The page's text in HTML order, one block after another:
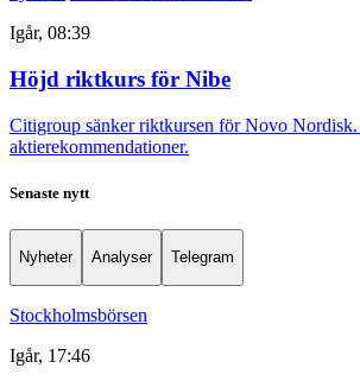
Igår, 08:39
Höjd riktkurs för Nibe
Citigroup sänker riktkursen för Novo Nordisk.
aktierekommendationer.
Senaste nytt
Nyheter Analyser Telegram
Stockholmsbörsen
Igår, 17:46